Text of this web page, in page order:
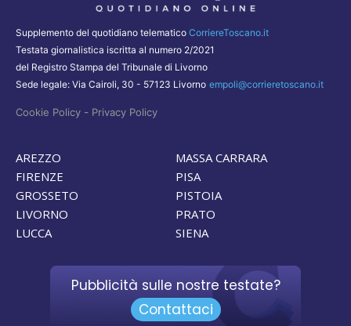
Supplemento del quotidiano telematico CorriereToscano.it
Testata giornalistica iscritta al numero 2/2021
del Registro Stampa del Tribunale di Livorno
Sede legale: Via Cairoli, 30 - 57123 Livorno empoli@corrieretoscano.it
Cookie Policy - Privacy Policy
AREZZO
FIRENZE
GROSSETO
LIVORNO
LUCCA
MASSA CARRARA
PISA
PISTOIA
PRATO
SIENA
Pubblicità sulle nostre testate?
Contattaci